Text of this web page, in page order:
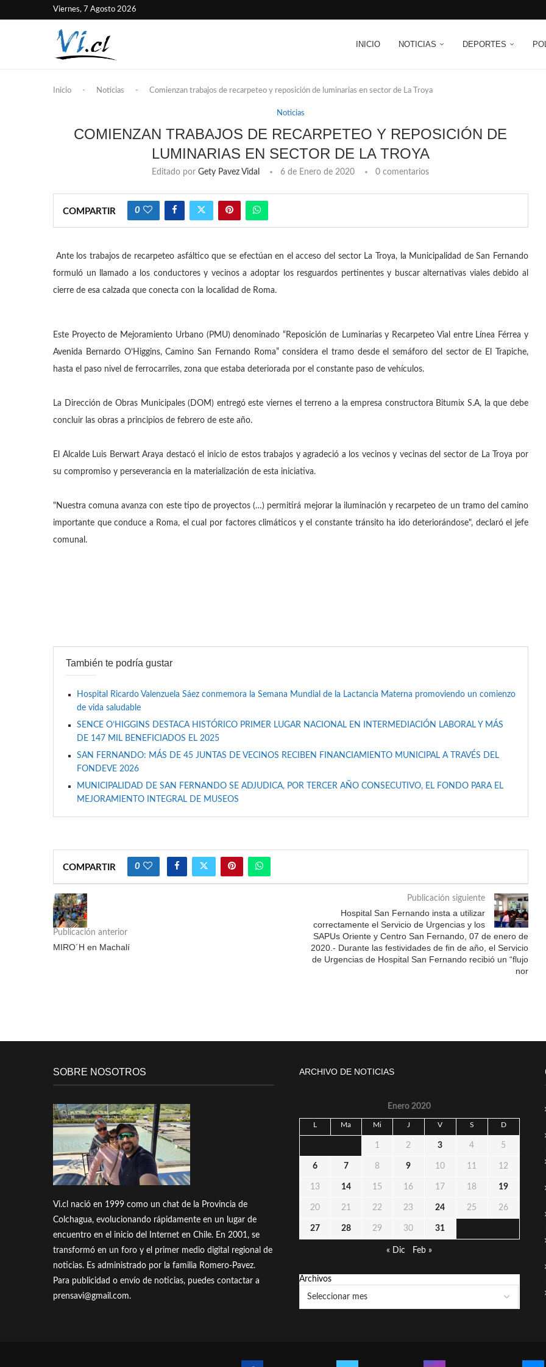
Viernes, 7 Agosto 2026
INICIO NOTICIAS DEPORTES
Inicio - Noticias - Comienzan trabajos de recarpeteo y reposición de luminarias en sector de La Troya
Noticias
COMIENZAN TRABAJOS DE RECARPETEO Y REPOSICIÓN DE
LUMINARIAS EN SECTOR DE LA TROYA
Editado porGety Pavez Vidal 6 de Enero de 2020 0 comentarios
COMPARTIR 0
Ante los trabajos de recarpeteo asfáltico que se efectúan en el acceso del sector La Troya, la Municipalidad de San Fernando
formuló un llamado a los conductores y vecinos a adoptar los resguardos pertinentes y buscar alternativas viales debido al
cierre de esa calzada que conecta con la localidad de Roma.
Este Proyecto de Mejoramiento Urbano (PMU) denominado “Reposición de Luminarias y Recarpeteo Vial entre Línea Férrea y
Avenida Bernardo O’Higgins, Camino San Fernando Roma” considera el tramo desde el semáforo del sector de El Trapiche,
hasta el paso nivel de ferrocarriles, zona que estaba deteriorada por el constante paso de vehículos.
La Dirección de Obras Municipales (DOM) entregó este viernes el terreno a la empresa constructora Bitumix S.A, la que debe
concluir las obras a principios de febrero de este año.
El Alcalde Luis Berwart Araya destacó el inicio de estos trabajos y agradeció a los vecinos y vecinas del sector de La Troya por
su compromiso y perseverancia en la materialización de esta iniciativa.
"Nuestra comuna avanza con este tipo de proyectos (…) permitirá mejorar la iluminación y recarpeteo de un tramo del camino
importante que conduce a Roma, el cual por factores climáticos y el constante tránsito ha ido deteriorándose", declaró el jefe
comunal.
También te podría gustar
Hospital Ricardo Valenzuela Sáez conmemora la Semana Mundial de la Lactancia Materna promoviendo un comienzo
de vida saludable
SENCE O’HIGGINS DESTACA HISTÓRICO PRIMER LUGAR NACIONAL EN INTERMEDIACIÓN LABORAL Y MÁS
DE 147 MIL BENEFICIADOS EL 2025
SAN FERNANDO: MÁS DE 45 JUNTAS DE VECINOS RECIBEN FINANCIAMIENTO MUNICIPAL A TRAVÉS DEL
FONDEVE 2026
MUNICIPALIDAD DE SAN FERNANDO SE ADJUDICA, POR TERCER AÑO CONSECUTIVO, EL FONDO PARA EL
MEJORAMIENTO INTEGRAL DE MUSEOS
COMPARTIR 0
Publicación anterior
MIRO´H en Machalí
Publicación siguiente
Hospital San Fernando insta a utilizar
correctamente el Servicio de Urgencias y los
SAPUs Oriente y Centro San Fernando, 07 de enero de
2020.- Durante las festividades de fin de año, el Servicio
de Urgencias de Hospital San Fernando recibió un “flujo
nor
SOBRE NOSOTROS
Vi.cl nació en 1999 como un chat de la Provincia de
Colchagua, evolucionando rápidamente en un lugar de
encuentro en el inicio del Internet en Chile. En 2001, se
transformó en un foro y el primer medio digital regional de
noticias. Es administrado por la familia Romero-Pavez.
Para publicidad o envío de noticias, puedes contactar a
prensavi@gmail.com.
ARCHIVO DE NOTICIAS
Enero 2020
L Ma Mi J V S D
1 2 3 4 5
6 7 8 9 10 11 12
13 14 15 16 17 18 19
20 21 22 23 24 25 26
27 28 29 30 31
« Dic Feb »
Archivos